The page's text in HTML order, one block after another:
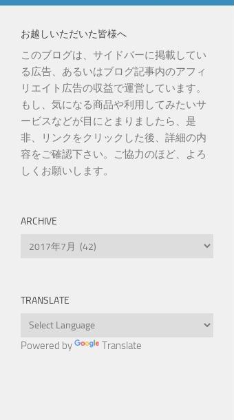
お越しいただいた皆様へ
このブログは、サイドバーに掲載してい
る広告、あるいはブログ記事内のアフィ
リエイト広告の収益で運営しています。
もし、気になる商品や利用してみたいサ
ービスなどが目にとまりましたら、是
非、リンクをクリックした後、詳細の内
容をご確認下さい。ご協力のほど、よろ
しくお願いします。
ARCHIVE
Archive
TRANSLATE
Powered by Translate